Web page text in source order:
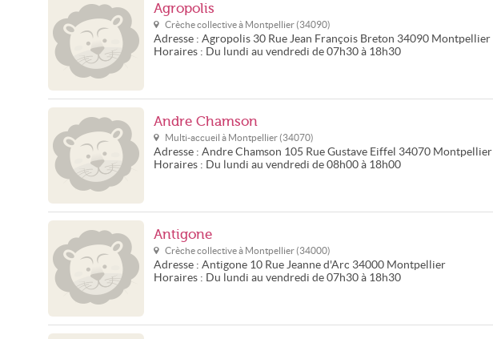
Agropolis
Crèche collective à Montpellier (34090)
Adresse : Agropolis 30 Rue Jean François Breton 34090 Montpellier
Horaires : Du lundi au vendredi de 07h30 à 18h30
Andre Chamson
Multi-accueil à Montpellier (34070)
Adresse : Andre Chamson 105 Rue Gustave Eiffel 34070 Montpellier
Horaires : Du lundi au vendredi de 08h00 à 18h00
Antigone
Crèche collective à Montpellier (34000)
Adresse : Antigone 10 Rue Jeanne d'Arc 34000 Montpellier
Horaires : Du lundi au vendredi de 07h30 à 18h30